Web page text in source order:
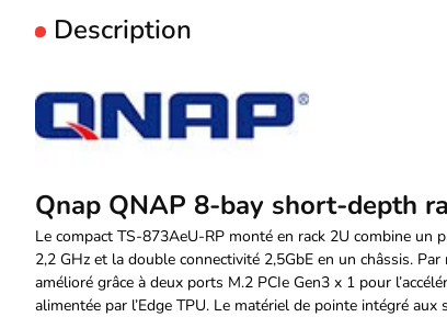
Description
Qnap QNAP 8-bay short-depth
Le compact TS-873AeU-RP monté en rack 2U combine
2,2 GHz et la double connectivité 2,5GbE en un châssis.
amélioré grâce à deux ports M.2 PCIe Gen3 x 1 pour
alimentée par l’Edge TPU. Le matériel de pointe intégré